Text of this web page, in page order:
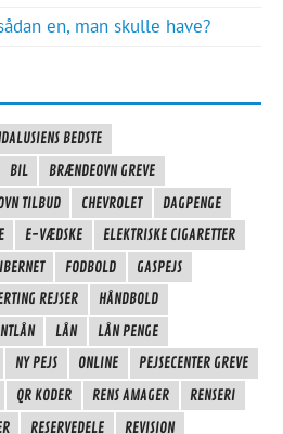
en, man skulle have?
BEDSTE
BIL
BRÆNDEOVN GREVE
TILBUD CHEVROLET
DAGPENGE
E-VÆDSKE
ELEKTRISKE CIGARETTER
FODBOLD
GASPEJS
REJSER
HÅNDBOLD
LÅN
LÅN PENGE
NY PEJS ONLINE
PEJSECENTER GREVE
QR KODER RENS AMAGER
RENSERI
RESERVEDELE REVISION